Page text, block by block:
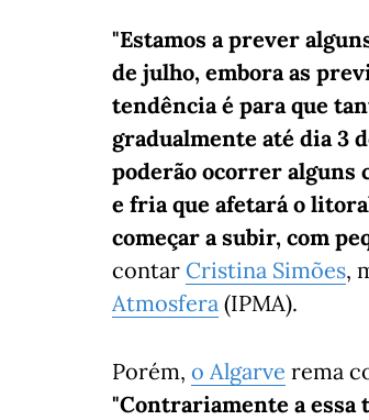
"Estamos a prever
de julho, embora as
tendência é para que
gradualmente até dia 3
poderão ocorrer alguns
e fria que afetará o
começar a subir, com
contar Cristina Simões,
Atmosfera (IPMA).
Porém, o Algarve rema
"Contrariamente a essa